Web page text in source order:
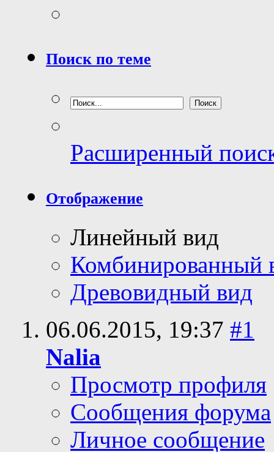
Поиск по теме
Расширенный
Отображение
Линейный вид
Комбинированный
Древовидный вид
06.06.2015, 19:37 #1
Nalia
Просмотр профиля
Сообщения форума
Личное сообщение